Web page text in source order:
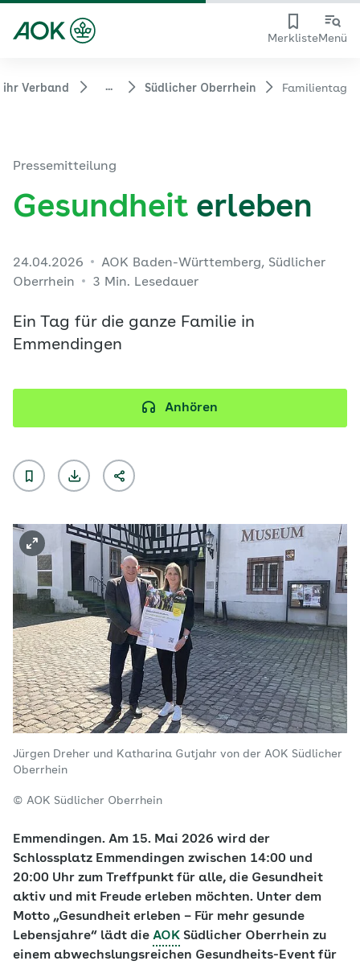
MerklisteMenü
ihr Verband ... Südlicher Oberrhein Familientag
Pressemitteilung
Gesundheit erleben
24.04.2026
AOK Baden-Württemberg, Südlicher
Oberrhein
3 Min. Lesedauer
Ein Tag für die ganze Familie in
Emmendingen
Anhören
Jürgen Dreher und Katharina Gutjahr von der AOK Südlicher
Oberrhein
© AOK Südlicher Oberrhein
Emmendingen. Am 15. Mai 2026 wird der
Schlossplatz Emmendingen zwischen 14:00 und
20:00 Uhr zum Treffpunkt für alle, die Gesundheit
aktiv und mit Freude erleben möchten. Unter dem
Motto „Gesundheit erleben – Für mehr gesunde
Lebensjahre“ lädt die AOK Südlicher Oberrhein zu
einem abwechslungsreichen Gesundheits-Event für